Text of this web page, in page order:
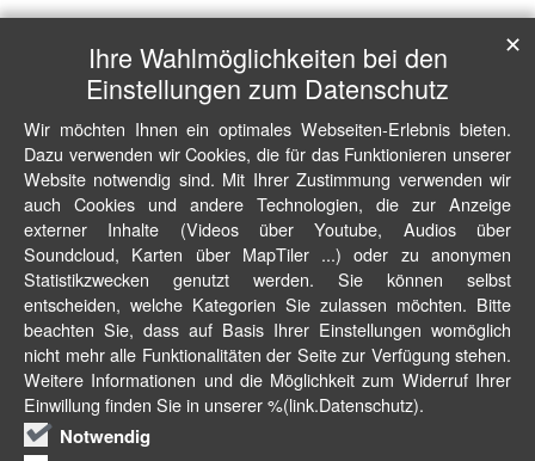
Ihre Wahlmöglichkeiten bei den
Einstellungen zum Datenschutz
Wir möchten Ihnen ein optimales Webseiten-Erlebnis bieten.
Dazu verwenden wir Cookies, die für das Funktionieren unserer
Website notwendig sind. Mit Ihrer Zustimmung verwenden wir
auch Cookies und andere Technologien, die zur Anzeige
externer Inhalte (Videos über Youtube, Audios über
Soundcloud, Karten über MapTiler ...) oder zu anonymen
Statistikzwecken genutzt werden. Sie können selbst
entscheiden, welche Kategorien Sie zulassen möchten. Bitte
beachten Sie, dass auf Basis Ihrer Einstellungen womöglich
nicht mehr alle Funktionalitäten der Seite zur Verfügung stehen.
Weitere Informationen und die Möglichkeit zum Widerruf Ihrer
Einwillung finden Sie in unserer %(link.Datenschutz).
Notwendig
✕